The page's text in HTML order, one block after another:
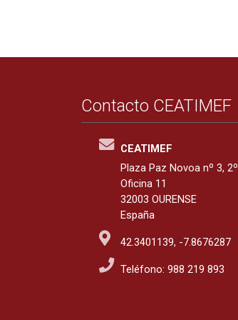
Contacto CEATIMEF
CEATIMEF
Plaza Paz Novoa nº 3, 2º
Oficina 11
32003 OURENSE
España
42.3401139, -7.8676287
Teléfono: 988 219 893